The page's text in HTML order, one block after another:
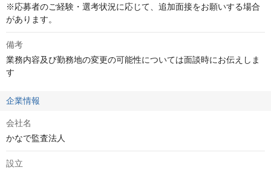
※応募者のご経験・選考状況に応じて、追加面接をお願いする場合
があります。
備考
業務内容及び勤務地の変更の可能性については面談時にお伝えしま
す
企業情報
会社名
かなで監査法人
設立